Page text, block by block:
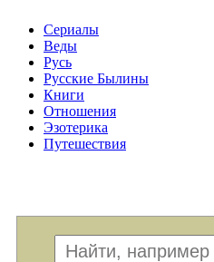
Сериалы
Веды
Русь
Русские Былины
Книги
Отношения
Эзотерика
Путешествия